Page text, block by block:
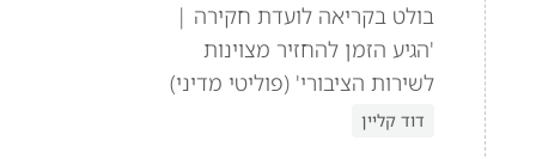
בולט בקריאה לועדת חקירה |
'הגיע הזמן להחזיר מצוינות
לשירות הציבורי' (פוליטי מדיני)
דוד קליין